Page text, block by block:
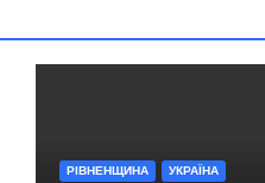
РІВНЕНЩИНА УКРАЇНА